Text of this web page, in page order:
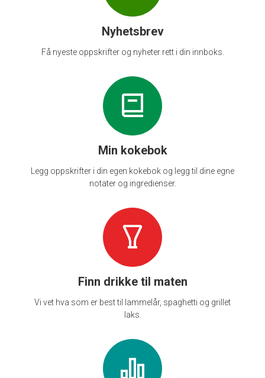
Nyhetsbrev
Få nyeste oppskrifter og nyheter rett i din innboks.
Min kokebok
Legg oppskrifter i din egen kokebok og legg til dine egne
notater og ingredienser.
Finn drikke til maten
Vi vet hva som er best til lammelår, spaghetti og grillet
laks.